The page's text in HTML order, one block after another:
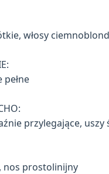
włosy ciemnoblond
pełne
przylegające, uszy
nos prostolinijny